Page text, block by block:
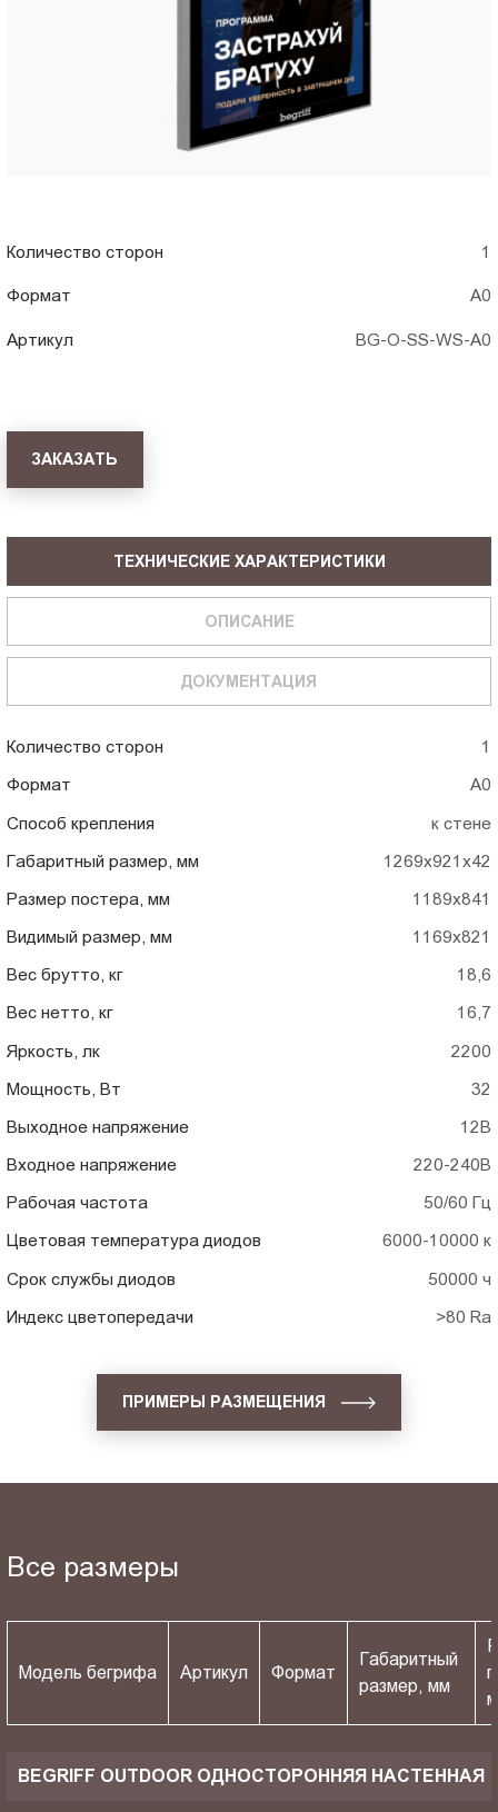
Количество сторон 1
Формат А0
Артикул BG-O-SS-WS-A0
ЗАКАЗАТЬ
ТЕХНИЧЕСКИЕ ХАРАКТЕРИСТИКИ
ОПИСАНИЕ
ДОКУМЕНТАЦИЯ
Количество сторон 1
Формат А0
Способ крепления к стене
Габаритный размер, мм 1269x921x42
Размер постера, мм 1189x841
Видимый размер, мм 1169x821
Вес брутто, кг 18,6
Вес нетто, кг 16,7
Яркость, лк 2200
Мощность, Вт 32
Выходное напряжение 12В
Входное напряжение 220-240В
Рабочая частота 50/60 Гц
Цветовая температура диодов 6000-10000 к
Срок службы диодов 50000 ч
Индекс цветопередачи >80 Ra
ПРИМЕРЫ РАЗМЕЩЕНИЯ
Все размеры
Модель бегрифа Артикул Формат
Габаритный
размер, мм
BEGRIFF OUTDOOR ОДНОСТОРОННЯЯ НАСТЕННАЯ